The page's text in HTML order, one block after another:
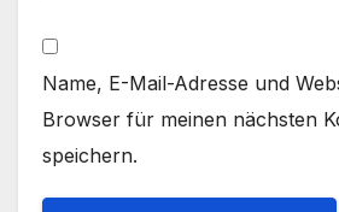
Name, E-Mail-Adresse und
Browser für meinen nächsten
speichern.